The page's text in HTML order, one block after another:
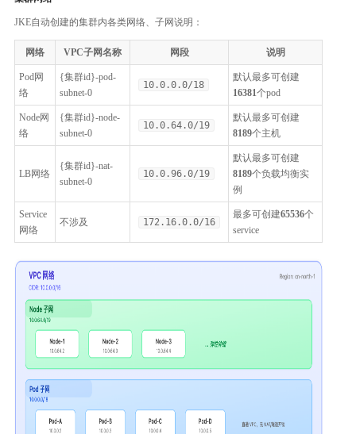
JKE自动创建的集群内各类网络、子网说明：
网络 VPC子网名称 网段 说明
Pod网
络
{集群id}-pod-
subnet-0
10.0.0.0/18
默认最多可创建
16381​个pod​
Node网
络
{集群id}-node-
subnet-0
10.0.64.0/19
默认最多可创建
8189个主机​
LB网络
{集群id}-nat-
subnet-0
10.0.96.0/19
默认最多可创建
8189​个负载均衡实
例​
Service
网络
不涉及 172.16.0.0/16
最多可创建65536个
service​